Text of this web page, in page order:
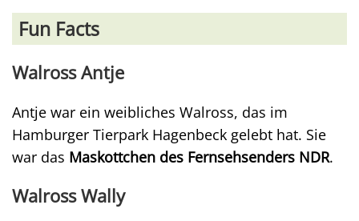
Fun Facts
Walross Antje
Antje war ein weibliches Walross, das im
Hamburger Tierpark Hagenbeck gelebt hat. Sie
war das Maskottchen des Fernsehsenders NDR.
Walross Wally